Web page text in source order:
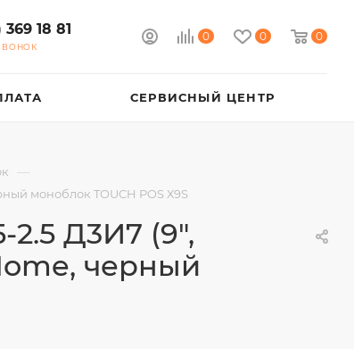
0 0 0
18 81
СЕРВИСНЫЙ ЦЕНТР
—
моноблок TOUCH POS Х9S
Д3И7 (9",
черный